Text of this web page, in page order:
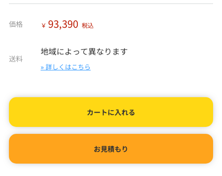
価格 ￥ 93,390 税込
送料
地域によって異なります
» 詳しくはこちら
カートに入れる
お見積もり